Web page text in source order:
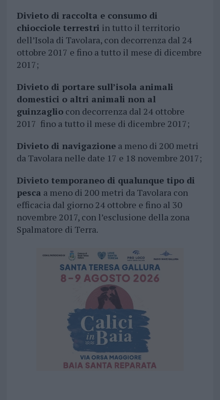
Divieto di raccolta e consumo di
chiocciole terrestri in tutto il territorio
dell’Isola di Tavolara, con decorrenza dal 24
ottobre 2017 e fino a tutto il mese di dicembre
2017;
Divieto di portare sull’isola animali
domestici o altri animali non al
guinzagliocon decorrenza dal 24 ottobre
2017 fino a tutto il mese di dicembre 2017;
Divieto di navigazionea meno di 200 metri
da Tavolara nelle date 17 e 18 novembre 2017;
Divieto temporaneo di qualunque tipo di
pesca a meno di 200 metri da Tavolara con
efficacia dal giorno 24 ottobre e fino al 30
novembre 2017, con l’esclusione della zona
Spalmatore di Terra.